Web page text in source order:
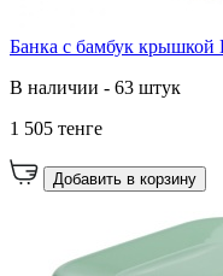
Банка с бамбук
В наличии - 63 штук
1 505 тенге
Добавить в корзину